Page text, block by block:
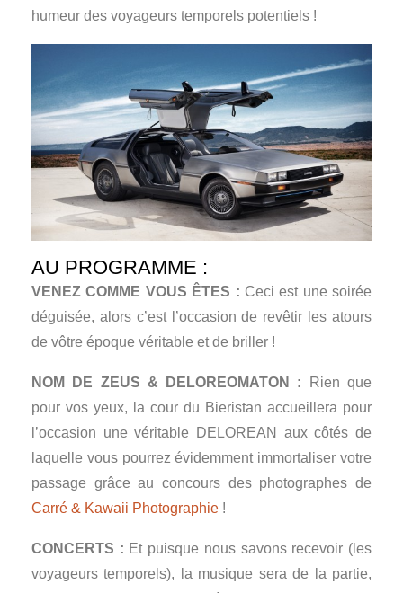
humeur des voyageurs temporels potentiels !
AU PROGRAMME :
VENEZ COMME VOUS ÊTES : Ceci est une soirée
déguisée, alors c’est l’occasion de revêtir les atours
de vôtre époque véritable et de briller !
NOM DE ZEUS & DELOREOMATON : Rien que
pour vos yeux, la cour du Bieristan accueillera pour
l’occasion une véritable DELOREAN aux côtés de
laquelle vous pourrez évidemment immortaliser votre
passage grâce au concours des photographes de
Carré & Kawaii Photographie !
CONCERTS : Et puisque nous savons recevoir (les
voyageurs temporels), la musique sera de la partie,